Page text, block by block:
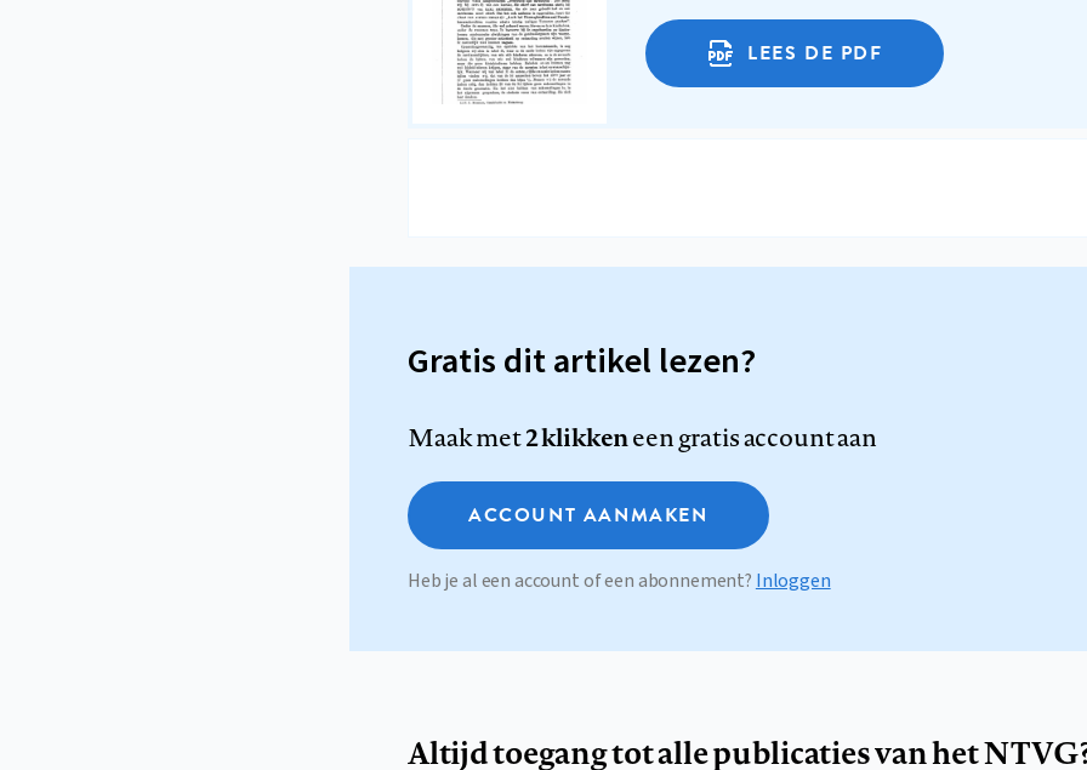
LEES DE PDF
Gratis dit artikel lezen?
Maak met2 klikkeneen gratis account aan
ACCOUNT AANMAKEN
Heb je al een account of een abonnement? Inloggen
Altijd toegang tot alle publicaties van het